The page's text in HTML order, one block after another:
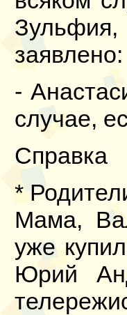
заявлено:
-
случае,
Справка
*
Мама,
уже
Юрий